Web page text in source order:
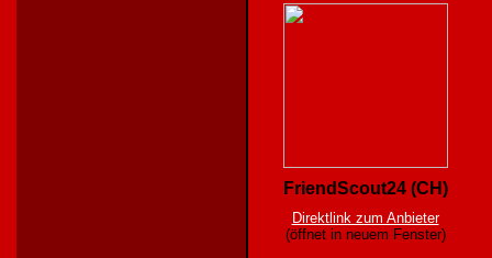
FriendScout24 (CH)
Direktlink zum Anbieter
(öffnet in neuem Fenster)